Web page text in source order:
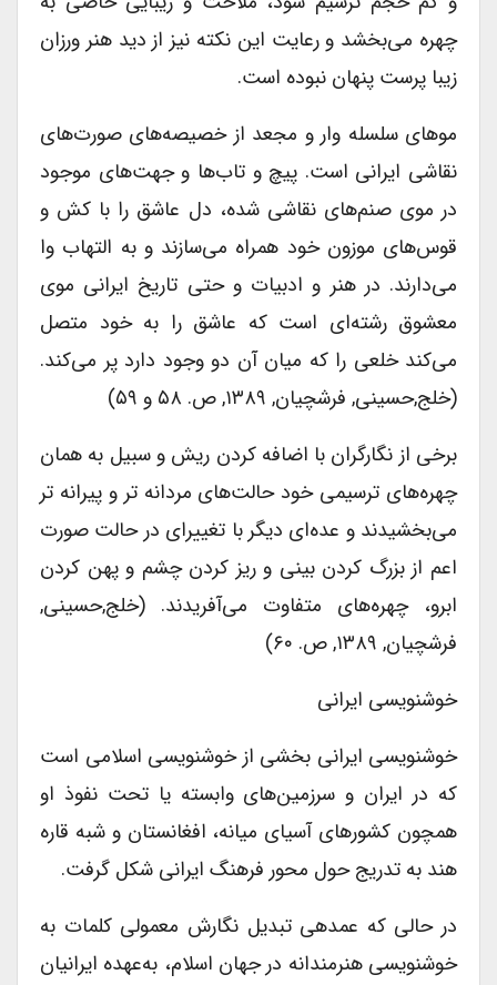
چهره می‌بخشد و رعایت این نکته نیز از دید هنر ورزان
زیبا پرست پنهان نبوده است.
موهای سلسله وار و مجعد از خصیصه‌های صورت‌های
نقاشی ایرانی است. پیچ و تاب‌ها و جهت‌های موجود
در موی صنم‌های نقاشی شده، دل عاشق را با کش و
قوس‌های موزون خود همراه می‌سازند و به التهاب وا
می‌دارند. در هنر و ادبیات و حتی تاریخ ایرانی موی
معشوق رشته‌ای است که عاشق را به خود متصل
می‌کند خلعی را که میان آن دو وجود دارد پر می‌کند.
(خلج,حسینی, فرشچیان, ۱۳۸۹, ص. ۵۸ و ۵۹)
برخی از نگارگران با اضافه کردن ریش و سبیل به همان
چهره‌های ترسیمی خود حالت‌های مردانه تر و پیرانه تر
می‌بخشیدند و عده‌ای دیگر با تغییرای در حالت صورت
اعم از بزرگ کردن بینی و ریز کردن چشم و پهن کردن
ابرو، چهره‌های متفاوت می‌آفریدند. (خلج,حسینی,
فرشچیان, ۱۳۸۹, ص. ۶۰)
خوشنویسی ایرانی
خوشنویسی ایرانی بخشی از خوشنویسی اسلامی است
که در ایران و سرزمین‌های وابسته یا تحت نفوذ او
همچون کشورهای آسیای میانه، افغانستان و شبه قاره
هند به تدریج حول محور فرهنگ ایرانی شکل گرفت.
در حالی که عمدهی تبدیل نگارش معمولی کلمات به
خوشنویسی هنرمندانه در جهان اسلام، به‌عهده ایرانیان